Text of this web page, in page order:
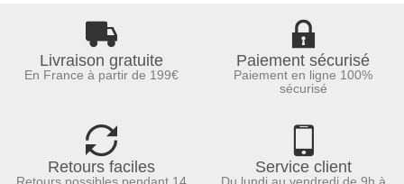
Livraison gratuite
En France à partir de 199€
Paiement sécurisé
Paiement en ligne 100%
sécurisé
Retours faciles Service client